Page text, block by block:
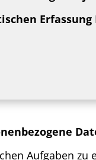
Aufgaben zu